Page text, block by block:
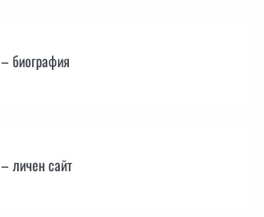
– биография
– личен сайт